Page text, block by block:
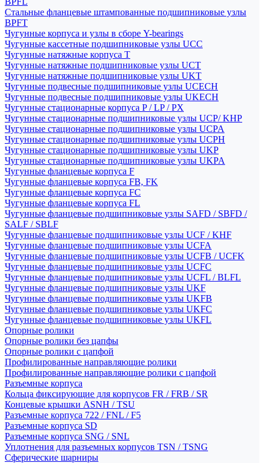
Стальные фланцевые штампованные подшипниковые узлы
BPFT
Чугунные корпуса и узлы в сборе Y-bearings
Чугунные кассетные подшипниковые узлы UCC
Чугунные натяжные корпуса T
Чугунные натяжные подшипниковые узлы UCT
Чугунные натяжные подшипниковые узлы UKT
Чугунные подвесные подшипниковые узлы UCECH
Чугунные подвесные подшипниковые узлы UKECH
Чугунные стационарные корпуса P / LP / PX
Чугунные стационарные подшипниковые узлы UCP/ KHP
Чугунные стационарные подшипниковые узлы UCPA
Чугунные стационарные подшипниковые узлы UCPH
Чугунные стационарные подшипниковые узлы UKP
Чугунные стационарные подшипниковые узлы UKPA
Чугунные фланцевые корпуса F
Чугунные фланцевые корпуса FB, FK
Чугунные фланцевые корпуса FC
Чугунные фланцевые корпуса FL
Чугунные фланцевые подшипниковые узлы SAFD / SBFD /
SALF / SBLF
Чугунные фланцевые подшипниковые узлы UCF / KHF
Чугунные фланцевые подшипниковые узлы UCFA
Чугунные фланцевые подшипниковые узлы UCFB / UCFK
Чугунные фланцевые подшипниковые узлы UCFC
Чугунные фланцевые подшипниковые узлы UCFL / BLFL
Чугунные фланцевые подшипниковые узлы UKF
Чугунные фланцевые подшипниковые узлы UKFB
Чугунные фланцевые подшипниковые узлы UKFC
Чугунные фланцевые подшипниковые узлы UKFL
Опорные ролики
Опорные ролики без цапфы
Опорные ролики с цапфой
Профилированные направляющие ролики
Профилированные направляющие ролики с цапфой
Разъемные корпуса
Кольца фиксирующие для корпусов FR / FRB / SR
Концевые крышки ASNH / TSU
Разъемные корпуса 722 / FNL / F5
Разъемные корпуса SD
Разъемные корпуса SNG / SNL
Уплотнения для разъемных корпусов TSN / TSNG
Сферические шарниры